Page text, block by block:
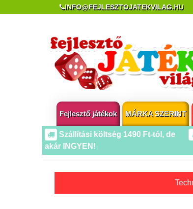
INFO@FEJLESZTOJATEKVILAG.HU
Fejlesztő játékok MÁRKA SZERINT
Szállítási költség 1490 Ft-tól, de
akár INGYEN!